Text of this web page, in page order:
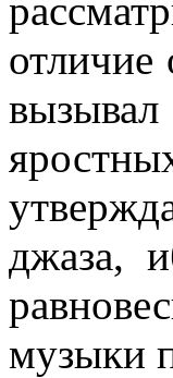
джаза,
музыки